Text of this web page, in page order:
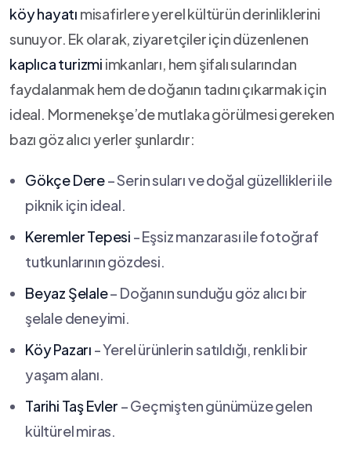
köy hayatı misafirlere yerel kültürün derinliklerini
sunuyor. Ek olarak, ziyaretçiler için ‌düzenlenen
kaplıca turizmi imkanları, hem şifalı sularından
faydalanmak hem de doğanın tadını çıkarmak için
ideal. Mormenekşe’de ​mutlaka görülmesi ⁣gereken
bazı göz alıcı yerler şunlardır:
Gökçe Dere– Serin suları ve doğal güzellikleri ile‍
piknik için ideal.
Keremler Tepesi -‌ Eşsiz manzarası ile fotoğraf
tutkunlarının gözdesi.
Beyaz Şelale– Doğanın sunduğu​ göz alıcı bir
şelale deneyimi.
Köy Pazarı -‌ Yerel ⁣ürünlerin satıldığı,⁢ renkli bir
yaşam alanı.
Tarihi Taş Evler – Geçmişten günümüze gelen
kültürel miras.